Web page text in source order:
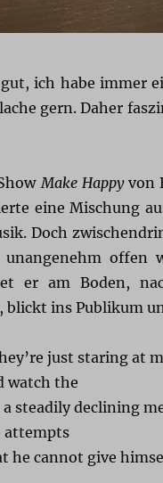
ich habe immer
gern. Daher
Make Happyvon
eine Mischung
Doch
offen
er am Boden,
blickt ins Publikum
just staring at
watch the
steadily declining
attempts
he cannot give